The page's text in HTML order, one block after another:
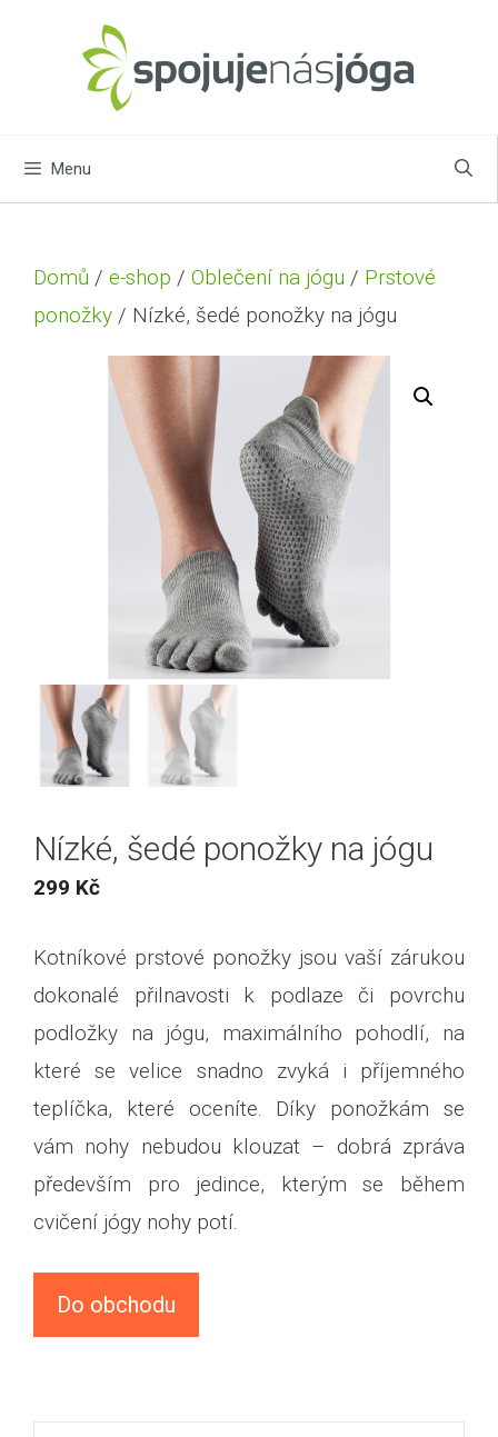
Menu
Domů / e-shop / Oblečení na jógu / Prstové
ponožky / Nízké, šedé ponožky na jógu
Nízké, šedé ponožky na jógu
299 Kč
Kotníkové prstové ponožky jsou vaší zárukou
dokonalé přilnavosti k podlaze či povrchu
podložky na jógu, maximálního pohodlí, na
které se velice snadno zvyká i příjemného
teplíčka, které oceníte. Díky ponožkám se
vám nohy nebudou klouzat – dobrá zpráva
především pro jedince, kterým se během
cvičení jógy nohy potí.
Do obchodu